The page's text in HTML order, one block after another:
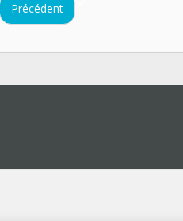
Précédent